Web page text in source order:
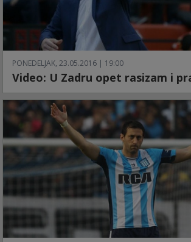
PONEDELJAK, 23.05.2016 | 19:00
Video: U Zadru opet rasizam i